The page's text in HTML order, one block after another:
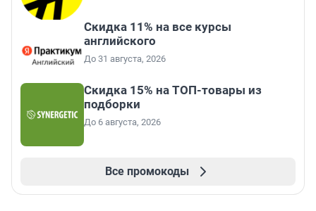
Скидка 11% на все курсы
английского
До 31 августа, 2026
Скидка 15% на ТОП-товары из
подборки
До 6 августа, 2026
Все промокоды